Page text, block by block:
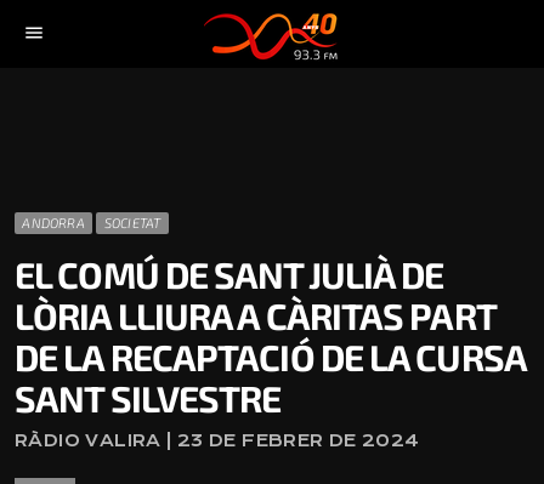
menu
ANDORRA SOCIETAT
EL COMÚ DE SANT JULIÀ DE
LÒRIA LLIURA A CÀRITAS PART
DE LA RECAPTACIÓ DE LA CURSA
SANT SILVESTRE
RÀDIO VALIRA | 23 DE FEBRER DE 2024